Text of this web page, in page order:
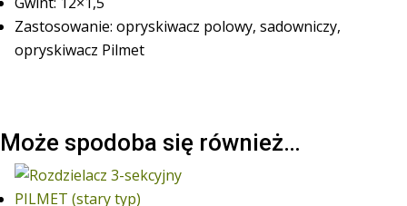
Zastosowanie: opryskiwacz polowy, sadowniczy,
opryskiwacz Pilmet
Może spodoba się również…